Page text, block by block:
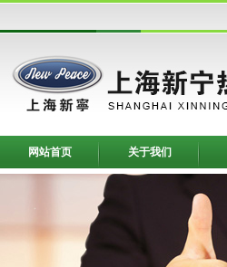
网站首页 关于我们